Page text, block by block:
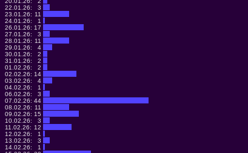
22.01.26:
3
23.01.26: 11
24.01.26:
1
26.01.26: 17
27.01.26:
3
28.01.26: 11
29.01.26:
4
30.01.26:
2
31.01.26:
2
01.02.26:
2
02.02.26: 14
03.02.26:
4
04.02.26:
1
06.02.26:
3
07.02.26: 44
08.02.26: 11
09.02.26: 15
10.02.26:
3
11.02.26: 12
12.02.26:
1
13.02.26:
3
14.02.26:
1